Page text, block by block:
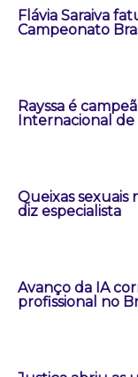
Flávia Saraiva
Campeonato
Rayssa é
Internacional
Queixas
diz especialista
Avanço da IA
profissional no